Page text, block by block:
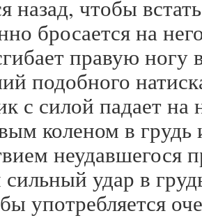
назад, чтобы
бросается на
правую ногу
подобного
с силой падает
коленом в
неудавшегося
удар в
употребляется